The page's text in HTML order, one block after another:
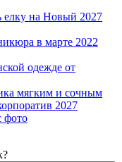
елку на Новый 2027
в марте 2022
одежде от
мягким и сочным
2027
фото